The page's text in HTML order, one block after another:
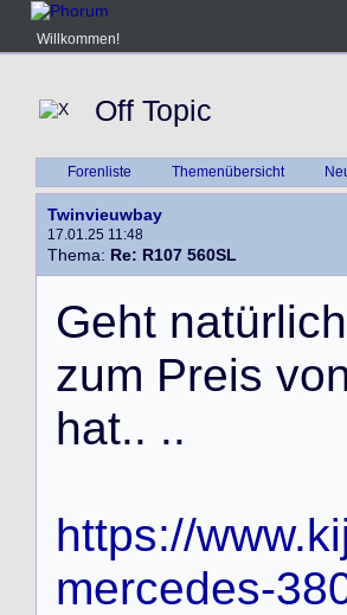
Willkommen!
Off Topic
Forenliste Themenübersicht
Twinvieuwbay
17.01.25 11:48
Thema: Re: R107 560SL
Geht natürlich
zum Preis vo
hat.. ..
https://
mercedes-